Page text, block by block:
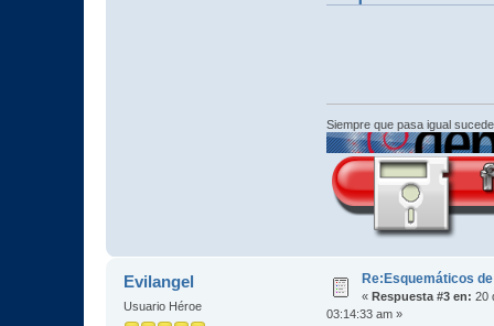
Siempre que pasa igual
Evilangel
Usuario Héroe
Re:Esquemáticos
« Respuesta #3 en: 20
03:14:33 am »